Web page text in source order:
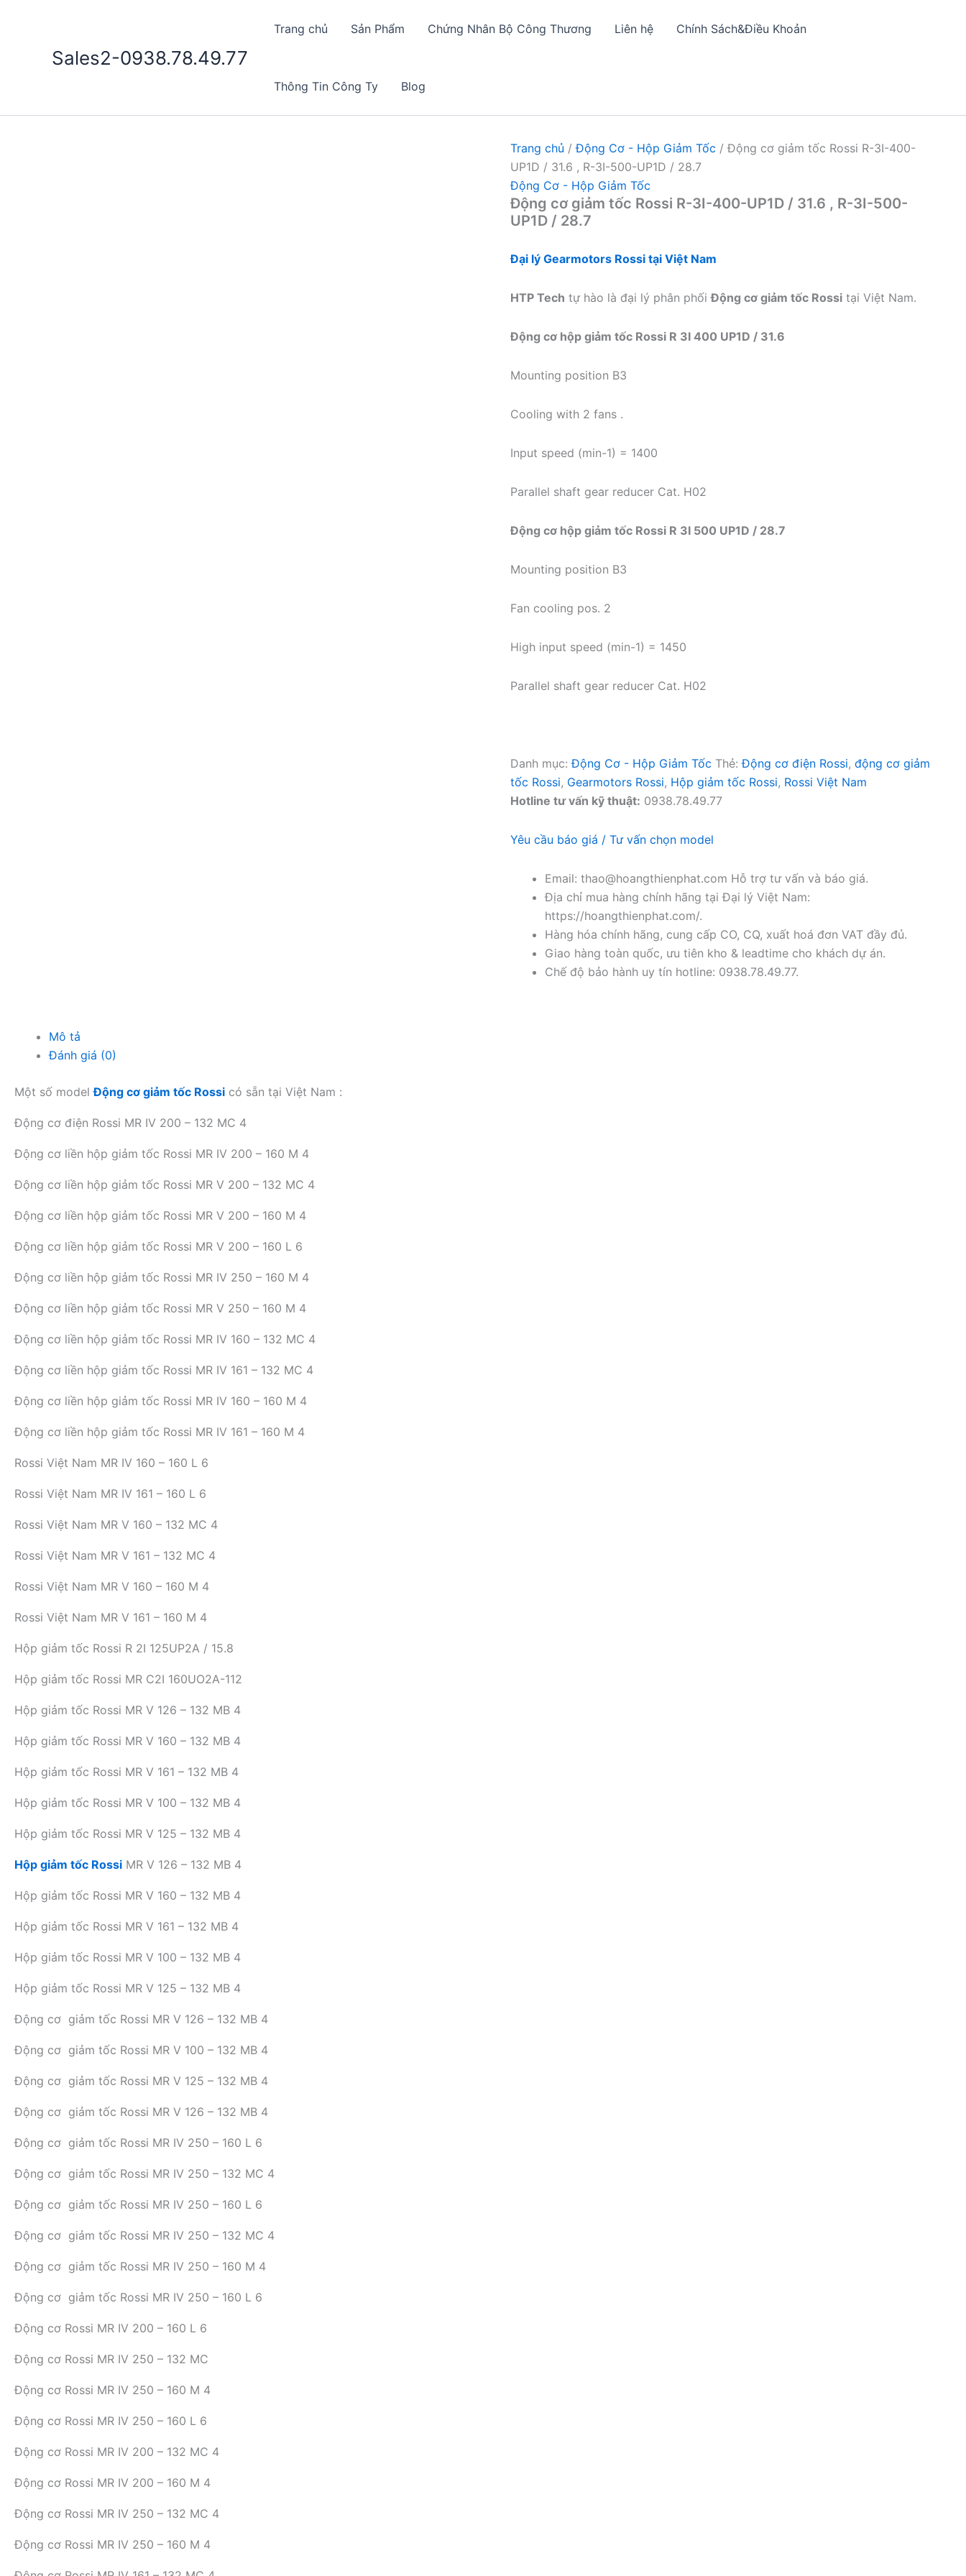
Sales2-0938.78.49.77
Trang chủ Sản Phẩm Chứng Nhân Bộ Công Thương Liên hệ Chính Sách&Điều Khoản
Thông Tin Công Ty Blog
Trang chủ /Động Cơ - Hộp Giảm Tốc / Động cơ giảm tốc Rossi R-3I-400-
UP1D / 31.6 , R-3I-500-UP1D / 28.7
Động Cơ - Hộp Giảm Tốc
Động cơ giảm tốc Rossi R-3I-400-UP1D / 31.6 , R-3I-500-
UP1D / 28.7
Đại lý Gearmotors Rossi tại Việt Nam
HTP Tech tự hào là đại lý phân phốiĐộng cơ giảm tốc Rossi tại Việt Nam.
Động cơ hộp giảm tốc Rossi R 3I 400 UP1D / 31.6
Mounting position B3
Cooling with 2 fans .
Input speed (min-1) = 1400
Parallel shaft gear reducer Cat. H02
Động cơ hộp giảm tốc Rossi R 3I 500 UP1D / 28.7
Mounting position B3
Fan cooling pos. 2
High input speed (min-1) = 1450
Parallel shaft gear reducer Cat. H02
Danh mục:Động Cơ - Hộp Giảm Tốc Thẻ:Động cơ điện Rossi, động cơ giảm
tốc Rossi, Gearmotors Rossi, Hộp giảm tốc Rossi, Rossi Việt Nam
Hotline tư vấn kỹ thuật: 0938.78.49.77
Yêu cầu báo giá / Tư vấn chọn model
Email: thao@hoangthienphat.com Hỗ trợ tư vấn và báo giá.
Địa chỉ mua hàng chính hãng tại Đại lý Việt Nam:
https://hoangthienphat.com/.
Hàng hóa chính hãng, cung cấp CO, CQ, xuất hoá đơn VAT đầy đủ.
Giao hàng toàn quốc, ưu tiên kho & leadtime cho khách dự án.
Chế độ bảo hành uy tín hotline: 0938.78.49.77.
Mô tả
Đánh giá (0)
Một số modelĐộng cơ giảm tốc Rossi có sẵn tại Việt Nam :
Động cơ điện Rossi MR IV 200 – 132 MC 4
Động cơ liền hộp giảm tốc Rossi MR IV 200 – 160 M 4
Động cơ liền hộp giảm tốc Rossi MR V 200 – 132 MC 4
Động cơ liền hộp giảm tốc Rossi MR V 200 – 160 M 4
Động cơ liền hộp giảm tốc Rossi MR V 200 – 160 L 6
Động cơ liền hộp giảm tốc Rossi MR IV 250 – 160 M 4
Động cơ liền hộp giảm tốc Rossi MR V 250 – 160 M 4
Động cơ liền hộp giảm tốc Rossi MR IV 160 – 132 MC 4
Động cơ liền hộp giảm tốc Rossi MR IV 161 – 132 MC 4
Động cơ liền hộp giảm tốc Rossi MR IV 160 – 160 M 4
Động cơ liền hộp giảm tốc Rossi MR IV 161 – 160 M 4
Rossi Việt Nam MR IV 160 – 160 L 6
Rossi Việt Nam MR IV 161 – 160 L 6
Rossi Việt Nam MR V 160 – 132 MC 4
Rossi Việt Nam MR V 161 – 132 MC 4
Rossi Việt Nam MR V 160 – 160 M 4
Rossi Việt Nam MR V 161 – 160 M 4
Hộp giảm tốc Rossi R 2I 125UP2A / 15.8
Hộp giảm tốc Rossi MR C2I 160UO2A-112
Hộp giảm tốc Rossi MR V 126 – 132 MB 4
Hộp giảm tốc Rossi MR V 160 – 132 MB 4
Hộp giảm tốc Rossi MR V 161 – 132 MB 4
Hộp giảm tốc Rossi MR V 100 – 132 MB 4
Hộp giảm tốc Rossi MR V 125 – 132 MB 4
Hộp giảm tốc Rossi MR V 126 – 132 MB 4
Hộp giảm tốc Rossi MR V 160 – 132 MB 4
Hộp giảm tốc Rossi MR V 161 – 132 MB 4
Hộp giảm tốc Rossi MR V 100 – 132 MB 4
Hộp giảm tốc Rossi MR V 125 – 132 MB 4
Động cơ giảm tốc Rossi MR V 126 – 132 MB 4
Động cơ giảm tốc Rossi MR V 100 – 132 MB 4
Động cơ giảm tốc Rossi MR V 125 – 132 MB 4
Động cơ giảm tốc Rossi MR V 126 – 132 MB 4
Động cơ giảm tốc Rossi MR IV 250 – 160 L 6
Động cơ giảm tốc Rossi MR IV 250 – 132 MC 4
Động cơ giảm tốc Rossi MR IV 250 – 160 L 6
Động cơ giảm tốc Rossi MR IV 250 – 132 MC 4
Động cơ giảm tốc Rossi MR IV 250 – 160 M 4
Động cơ giảm tốc Rossi MR IV 250 – 160 L 6
Động cơ Rossi MR IV 200 – 160 L 6
Động cơ Rossi MR IV 250 – 132 MC
Động cơ Rossi MR IV 250 – 160 M 4
Động cơ Rossi MR IV 250 – 160 L 6
Động cơ Rossi MR IV 200 – 132 MC 4
Động cơ Rossi MR IV 200 – 160 M 4
Động cơ Rossi MR IV 250 – 132 MC 4
Động cơ Rossi MR IV 250 – 160 M 4